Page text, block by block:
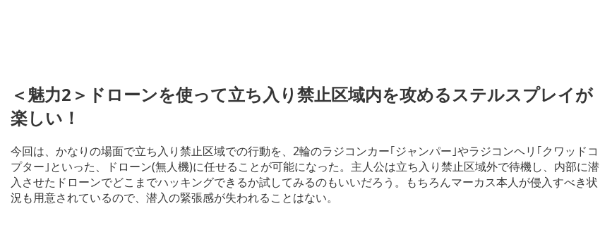
＜魅力2＞ドローンを使って立ち入り禁止区域内を攻めるステルスプレイが
楽しい！
今回は、かなりの場面で立ち入り禁止区域での行動を、2輪のラジコンカー｢ジャンパー｣やラジコンヘリ｢クワッドコ
プター｣といった、ドローン(無人機)に任せることが可能になった。主人公は立ち入り禁止区域外で待機し、内部に潜
入させたドローンでどこまでハッキングできるか試してみるのもいいだろう。もちろんマーカス本人が侵入すべき状
況も用意されているので、潜入の緊張感が失われることはない。